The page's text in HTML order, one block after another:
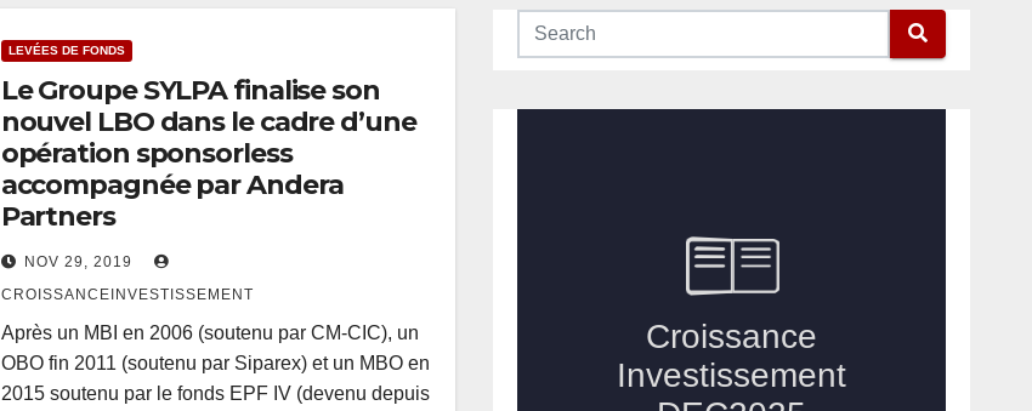
LEVÉES DE FONDS
Le Groupe SYLPA finalise son
nouvel LBO dans le cadre d’une
opération sponsorless
accompagnée par Andera
Partners
NOV 29, 2019
CROISSANCEINVESTISSEMENT
Après un MBI en 2006 (soutenu par CM-CIC), un
OBO fin 2011 (soutenu par Siparex) et un MBO en
2015 soutenu par le fonds EPF IV (devenu depuis